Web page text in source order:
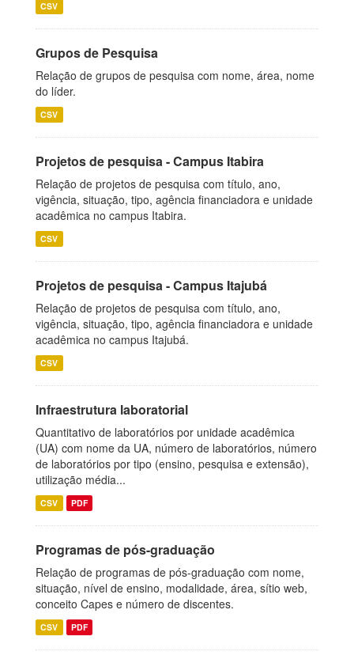
CSV
Grupos de Pesquisa
Relação de grupos de pesquisa com nome, área, nome
do líder.
CSV
Projetos de pesquisa - Campus Itabira
Relação de projetos de pesquisa com título, ano,
vigência, situação, tipo, agência financiadora e unidade
acadêmica no campus Itabira.
CSV
Projetos de pesquisa - Campus Itajubá
Relação de projetos de pesquisa com título, ano,
vigência, situação, tipo, agência financiadora e unidade
acadêmica no campus Itajubá.
CSV
Infraestrutura laboratorial
Quantitativo de laboratórios por unidade acadêmica
(UA) com nome da UA, número de laboratórios, número
de laboratórios por tipo (ensino, pesquisa e extensão),
utilização média...
CSV PDF
Programas de pós-graduação
Relação de programas de pós-graduação com nome,
situação, nível de ensino, modalidade, área, sítio web,
conceito Capes e número de discentes.
CSV PDF